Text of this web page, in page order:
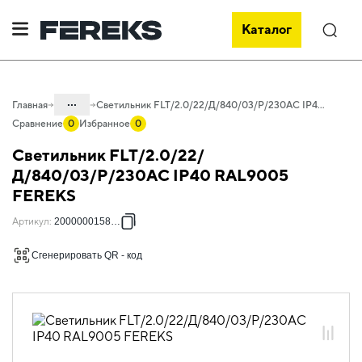
Каталог Поиск
Главная ...
Проектное освещение FEREKS
Светильники для внутреннего
FLT 2.0
Светильник FLT/2.0/22/Д/840/03/P/230AC IP40 RAL9005 FEREKS
Сравнение 0 Избранное 0
Светильник FLT/2.0/22/
Д/840/03/P/230AC IP40 RAL9005
FEREKS
Артикул: 2000000158310
Сгенерировать QR - код